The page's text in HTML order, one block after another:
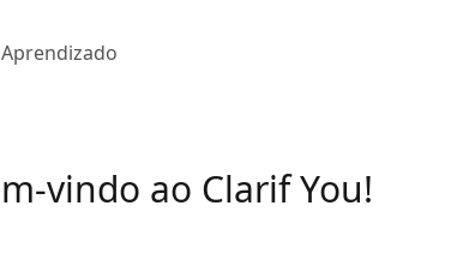
Aprendizado
vindo ao Clarif You!